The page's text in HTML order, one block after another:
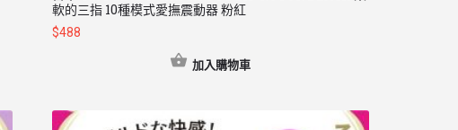
軟的三指 10種模式愛撫震動器 粉紅
$488
加入購物車